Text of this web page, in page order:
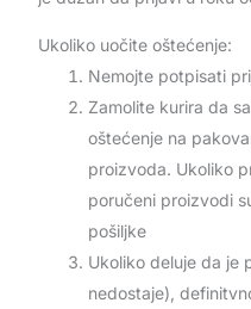
Ukoliko uočite oštećenje:
Nemojte potpisati
Zamolite kurira da
oštećenje na
proizvoda. Ukoliko
poručeni proizvodi
pošiljke
Ukoliko deluje da je
nedostaje),